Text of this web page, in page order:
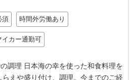
須 時間外労働あり
イカー通勤可
調理 日本海の幸を使った和食料理を
えや盛り付け、調理。今までのご経